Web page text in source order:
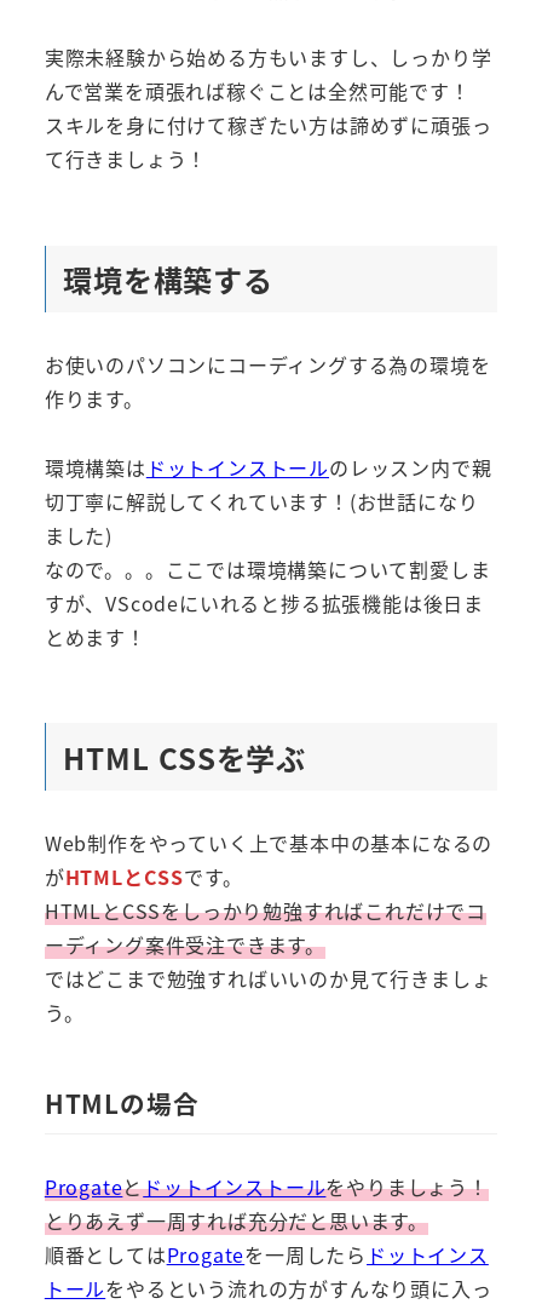
実際未経験から始める方もいますし、しっかり学
んで営業を頑張れば稼ぐことは全然可能です！
スキルを身に付けて稼ぎたい方は諦めずに頑張っ
て行きましょう！
環境を構築する
お使いのパソコンにコーディングする為の環境を
作ります。
環境構築は ドットインストールのレッスン内で親
切丁寧に解説してくれています！(お世話になり
ました)
なので。。。ここでは環境構築について割愛しま
すが、VScodeにいれると捗る拡張機能は後日ま
とめます！
HTML CSSを学ぶ
Web制作をやっていく上で基本中の基本になるの
がHTMLとCSSです。
HTMLとCSSをしっかり勉強すればこれだけでコ
ーディング案件受注できます。
ではどこまで勉強すればいいのか見て行きましょ
う。
HTMLの場合
Progateとドットインストールをやりましょう！
とりあえず一周すれば充分だと思います。
順番としてはProgateを一周したら ドットインス
トールをやるという流れの方がすんなり頭に入っ